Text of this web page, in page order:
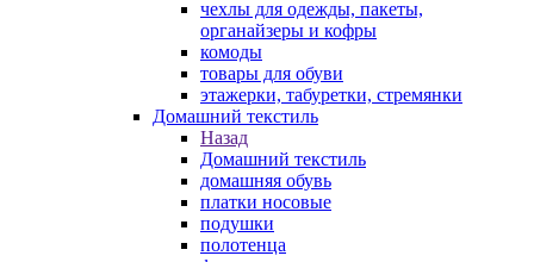
чехлы для одежды, пакеты,
органайзеры и кофры
комоды
товары для обуви
этажерки, табуретки, стремянки
Домашний текстиль
Назад
Домашний текстиль
домашняя обувь
платки носовые
подушки
полотенца